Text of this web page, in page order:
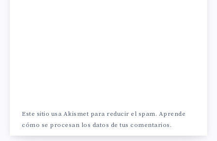
Este sitio usa Akismet para reducir el spam. Aprende
cómo se procesan los datos de tus comentarios.